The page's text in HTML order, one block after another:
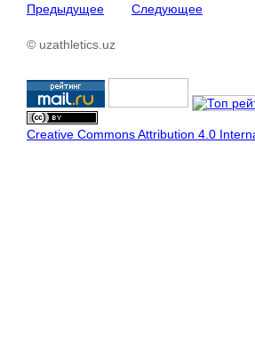
Предыдущее Следующее
© uzathletics.uz
Creative Commons Attribution 4.0